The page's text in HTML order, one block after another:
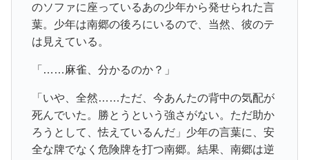
のソファに座っているあの少年から発せられた言
葉。少年は南郷の後ろにいるので、当然、彼のテ
は見えている。
「……麻雀、分かるのか？」
「いや、全然……ただ、今あんたの背中の気配が
死んでいた。勝とうという強さがない。ただ助か
ろうとして、怯えているんだ」少年の言葉に、安
全な牌でなく危険牌を打つ南郷。結果、南郷は逆